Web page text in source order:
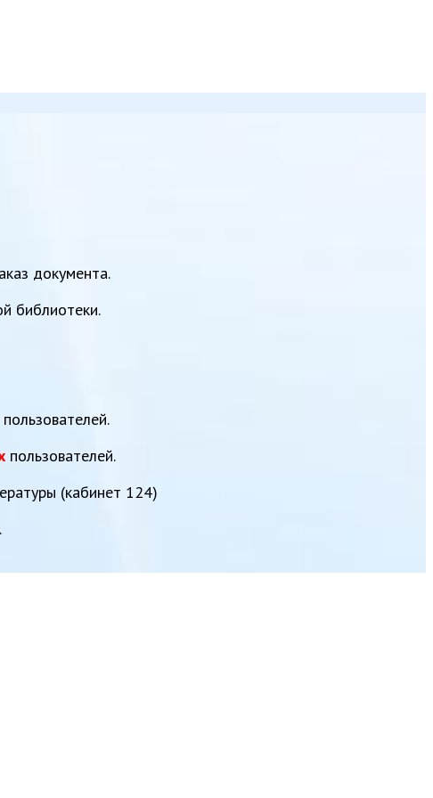
документа.
библиотеки.
пользователей.
(кабинет 124)